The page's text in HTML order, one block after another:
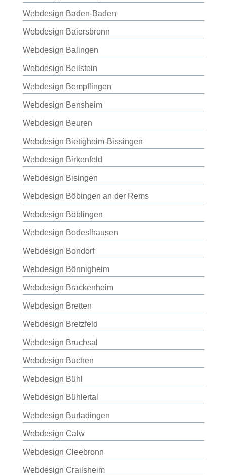
Webdesign Baden-Baden
Webdesign Baiersbronn
Webdesign Balingen
Webdesign Beilstein
Webdesign Bempflingen
Webdesign Bensheim
Webdesign Beuren
Webdesign Bietigheim-Bissingen
Webdesign Birkenfeld
Webdesign Bisingen
Webdesign Böbingen an der Rems
Webdesign Böblingen
Webdesign Bodeslhausen
Webdesign Bondorf
Webdesign Bönnigheim
Webdesign Brackenheim
Webdesign Bretten
Webdesign Bretzfeld
Webdesign Bruchsal
Webdesign Buchen
Webdesign Bühl
Webdesign Bühlertal
Webdesign Burladingen
Webdesign Calw
Webdesign Cleebronn
Webdesign Crailsheim